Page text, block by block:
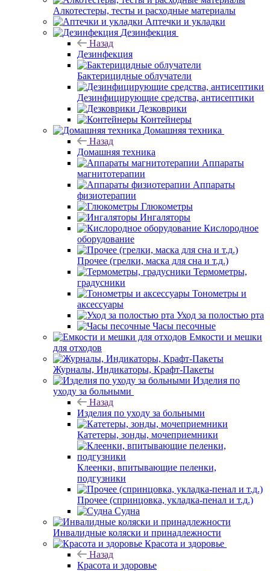
Алкотестеры, тесты и расходные материалы
Аптечки и укладки
Дезинфекция
Назад
Дезинфекция
Бактерицидные облучатели
Дезинфицирующие средства, антисептики
Дезковрики
Контейнеры
Домашняя техника
Назад
Домашняя техника
Аппараты
магнитотерапии
Аппараты
физиотерапии
Глюкометры
Ингаляторы
Кислородное
оборудование
Прочее (грелки, маска для сна и т.д.)
Термометры,
градусники
Тонометры и
аксессуары
Уход за полостью рта
Часы песочные
Емкости и мешки
для отходов
Журналы, Индикаторы, Крафт-Пакеты
Изделия по
уходу за больными
Назад
Изделия по уходу за больными
Катетеры, зонды, мочеприемники
Клеенки, впитывающие пеленки,
подгузники
Прочее (спринцовка, укладка-пенал и т.д.)
Судна
Инвалидные коляски и принадлежности
Красота и здоровье
Назад
Красота и здоровье